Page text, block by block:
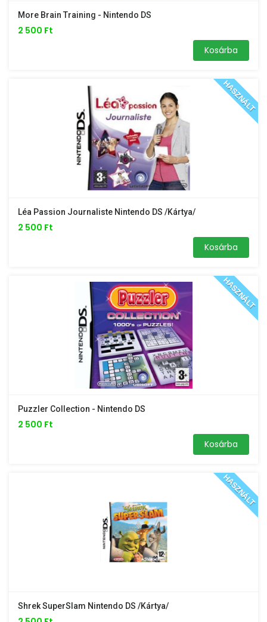
More Brain Training - Nintendo DS
2 500 Ft
Kosárba
HASZNÁLT
Léa Passion Journaliste Nintendo DS /kártya/
2 500 Ft
Kosárba
HASZNÁLT
Puzzler Collection - Nintendo DS
2 500 Ft
Kosárba
HASZNÁLT
Shrek SuperSlam Nintendo DS /kártya/